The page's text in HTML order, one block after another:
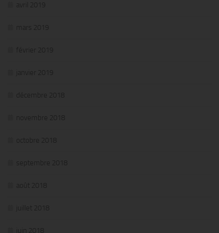
avril 2019
mars 2019
février 2019
janvier 2019
décembre 2018
novembre 2018
octobre 2018
septembre 2018
août 2018
juillet 2018
juin 2018